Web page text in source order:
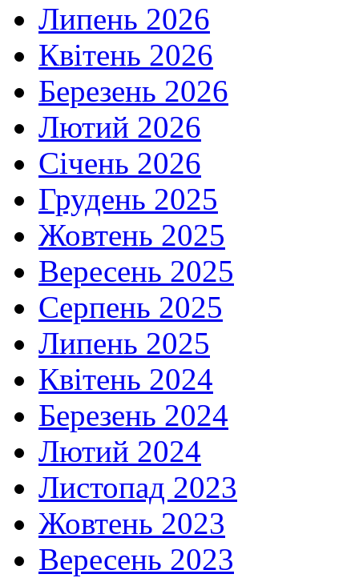
Липень 2026
Квітень 2026
Березень 2026
Лютий 2026
Січень 2026
Грудень 2025
Жовтень 2025
Вересень 2025
Серпень 2025
Липень 2025
Квітень 2024
Березень 2024
Лютий 2024
Листопад 2023
Жовтень 2023
Вересень 2023